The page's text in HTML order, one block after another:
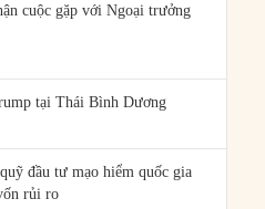
cuộc gặp với Ngoại trưởng
tại Thái Bình Dương
đầu tư mạo hiểm quốc gia
rủi ro